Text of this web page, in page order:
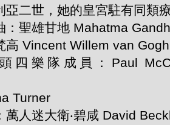
亞二世，她的皇宮駐有同類
：聖雄甘地 Mahatma
高 Vincent Willem van Gogh
四樂隊成員：Paul
Turner
萬人迷大衛‧碧咸 David